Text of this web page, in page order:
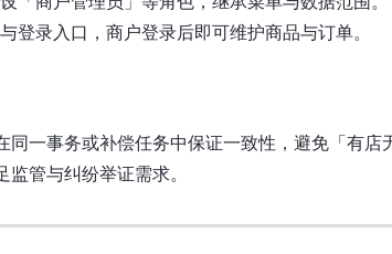
登录入口，商户登录后即可维护商品与订单。
同一事务或补偿任务中保证一致性，避免「有店
管与纠纷举证需求。